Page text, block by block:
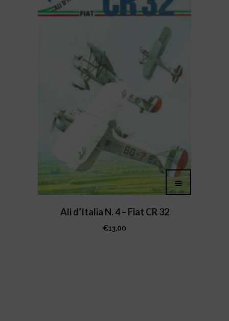
Ali d’Italia N. 4 – Fiat CR 32
€13,00